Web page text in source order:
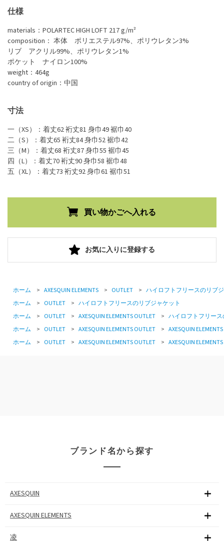
仕様
materials：POLARTEC HIGH LOFT 217 g/m²
composition： 本体 ポリエステル97%、ポリウレタン3%
リブ アクリル99%、ポリウレタン1%
ポケット ナイロン100%
weight：464g
country of origin：中国
寸法
一（XS）：着丈62 裄丈81 身巾49 裾巾40
二（S）：着丈65 裄丈84 身巾52 裾巾42
三（M）：着丈68 裄丈87 身巾55 裾巾45
四（L）：着丈70 裄丈90 身巾58 裾巾48
五（XL）：着丈73 裄丈92 身巾61 裾巾51
お気に入りに登録する
ホーム > AXESQUIN ELEMENTS > OUTLET > ハイロフトフリースのリブ
ホーム
> OUTLET > ハイロフトフリースのリブジャケット
ホーム
> OUTLET > AXESQUIN ELEMENTS OUTLET > ハイロフトフリー
ホーム
> OUTLET > AXESQUIN ELEMENTS OUTLET > AXESQUIN
ホーム
> OUTLET > AXESQUIN ELEMENTS OUTLET > AXESQUIN
ブランド名から探す
AXESQUIN
AXESQUIN ELEMENTS
凌